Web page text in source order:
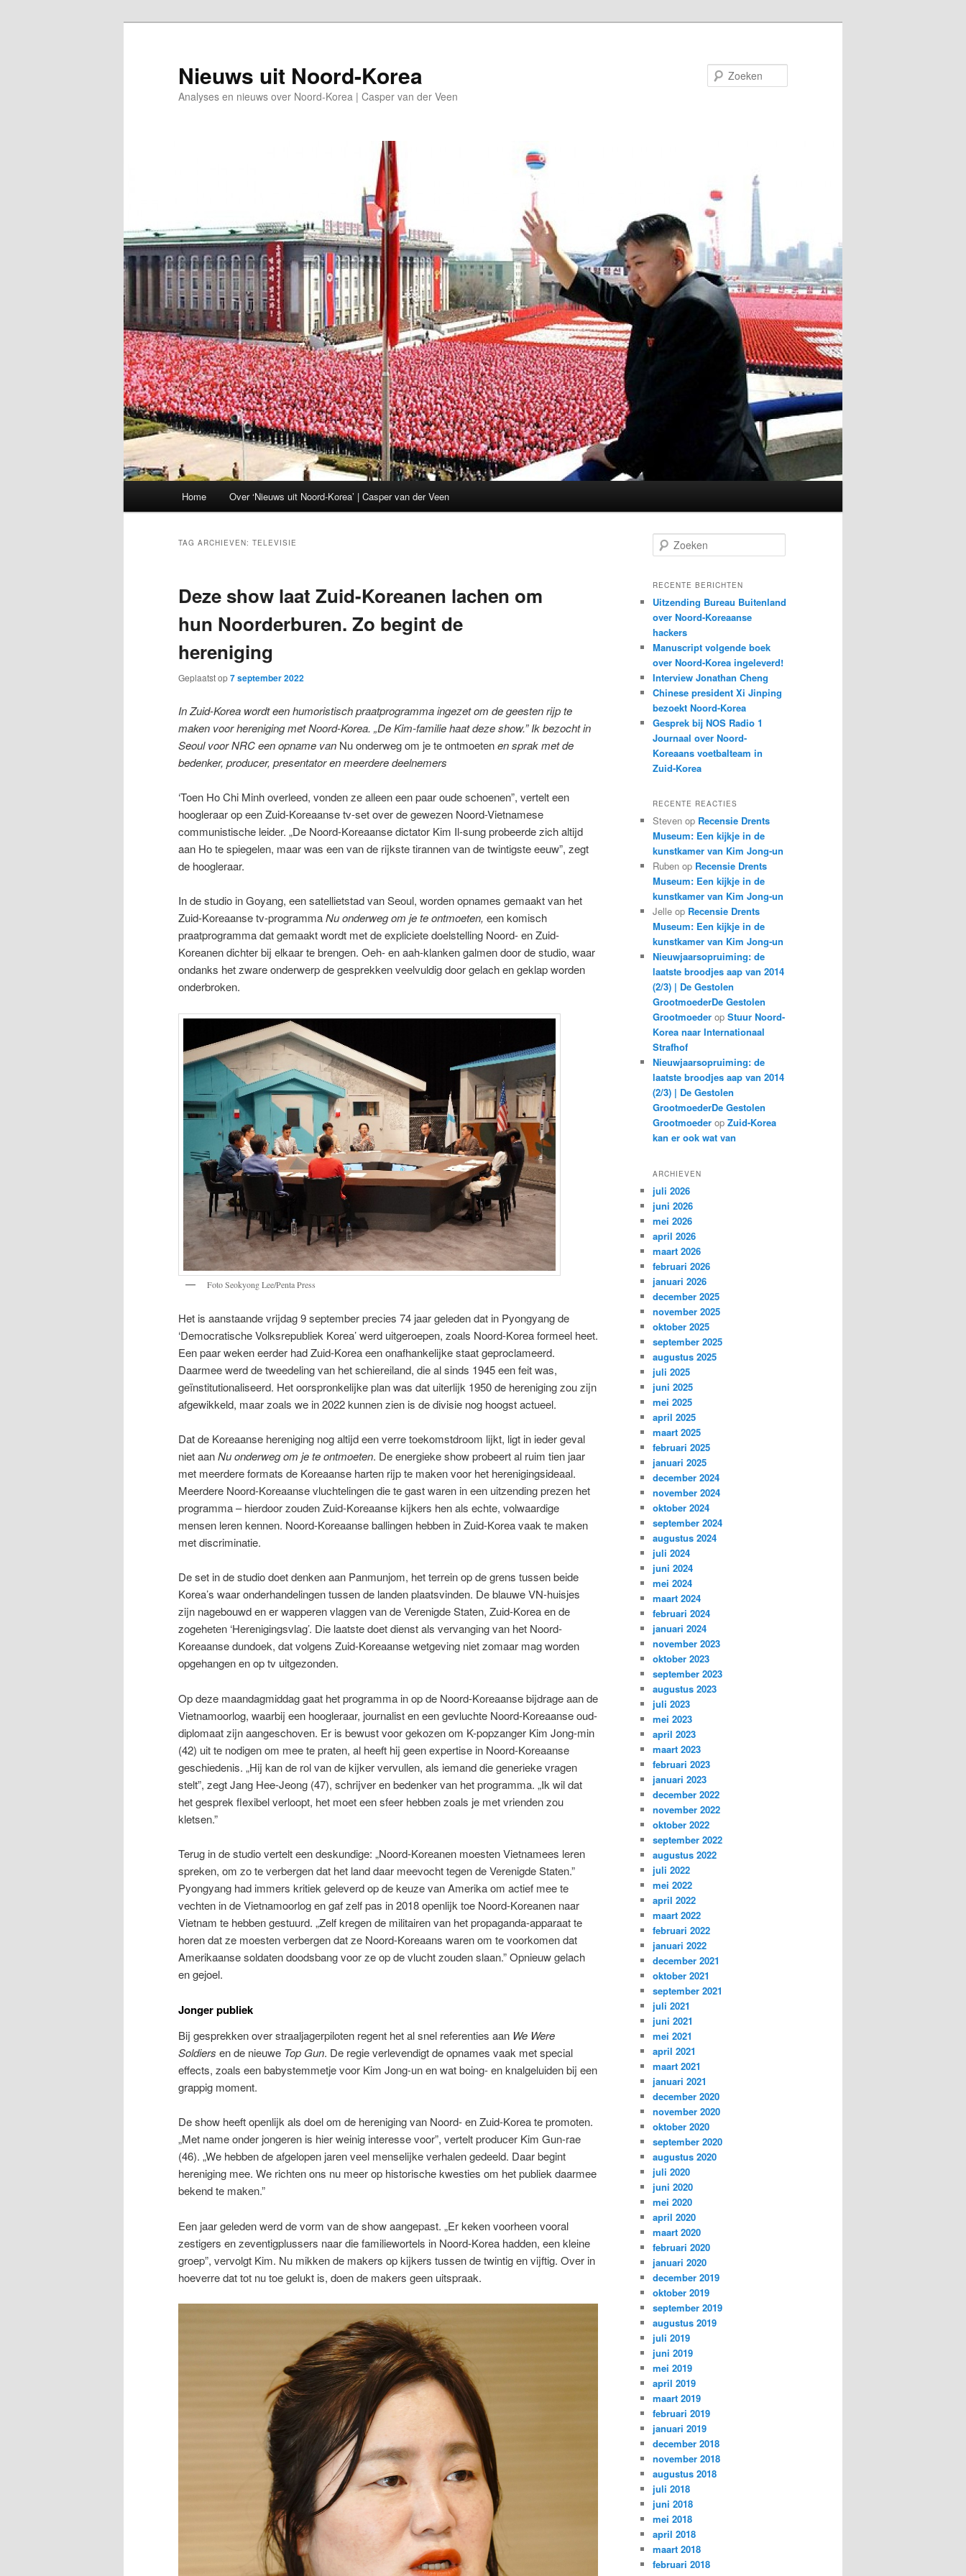
Nieuws uit Noord-Korea
Analyses en nieuws over Noord-Korea | Casper van der Veen
Home Over ‘Nieuws uit Noord-Korea’ | Casper van der Veen
TAG ARCHIEVEN: TELEVISIE
Deze show laat Zuid-Koreanen lachen om
hun Noorderburen. Zo begint de
hereniging
Geplaatst op7 september 2022
In Zuid-Korea wordt een humoristisch praatprogramma ingezet om de geesten rijp te
maken voor hereniging met Noord-Korea. „De Kim-familie haat deze show.” Ik bezocht in
Seoul voor NRC een opname van Nu onderweg om je te ontmoetenen sprak met de
bedenker, producer, presentator en meerdere deelnemers
‘Toen Ho Chi Minh overleed, vonden ze alleen een paar oude schoenen”, vertelt een
hoogleraar op een Zuid-Koreaanse tv-set over de gewezen Noord-Vietnamese
communistische leider. „De Noord-Koreaanse dictator Kim Il-sung probeerde zich altijd
aan Ho te spiegelen, maar was een van de rijkste tirannen van de twintigste eeuw”, zegt
de hoogleraar.
In de studio in Goyang, een satellietstad van Seoul, worden opnames gemaakt van het
Zuid-Koreaanse tv-programmaNu onderweg om je te ontmoeten, een komisch
praatprogramma dat gemaakt wordt met de expliciete doelstelling Noord- en Zuid-
Koreanen dichter bij elkaar te brengen. Oeh- en aah-klanken galmen door de studio, waar
ondanks het zware onderwerp de gesprekken veelvuldig door gelach en geklap worden
onderbroken.
Foto Seokyong Lee/Penta Press
Het is aanstaande vrijdag 9 september precies 74 jaar geleden dat in Pyongyang de
‘Democratische Volksrepubliek Korea’ werd uitgeroepen, zoals Noord-Korea formeel heet.
Een paar weken eerder had Zuid-Korea een onafhankelijke staat geproclameerd.
Daarmee werd de tweedeling van het schiereiland, die al sinds 1945 een feit was,
geïnstitutionaliseerd. Het oorspronkelijke plan was dat uiterlijk 1950 de hereniging zou zijn
afgewikkeld, maar zoals we in 2022 kunnen zien is de divisie nog hoogst actueel.
Dat de Koreaanse hereniging nog altijd een verre toekomstdroom lijkt, ligt in ieder geval
niet aanNu onderweg om je te ontmoeten. De energieke show probeert al ruim tien jaar
met meerdere formats de Koreaanse harten rijp te maken voor het herenigingsideaal.
Meerdere Noord-Koreaanse vluchtelingen die te gast waren in een uitzending prezen het
programma – hierdoor zouden Zuid-Koreaanse kijkers hen als echte, volwaardige
mensen leren kennen. Noord-Koreaanse ballingen hebben in Zuid-Korea vaak te maken
met discriminatie.
De set in de studio doet denken aan Panmunjom, het terrein op de grens tussen beide
Korea’s waar onderhandelingen tussen de landen plaatsvinden. De blauwe VN-huisjes
zijn nagebouwd en er wapperen vlaggen van de Verenigde Staten, Zuid-Korea en de
zogeheten ‘Herenigingsvlag’. Die laatste doet dienst als vervanging van het Noord-
Koreaanse dundoek, dat volgens Zuid-Koreaanse wetgeving niet zomaar mag worden
opgehangen en op tv uitgezonden.
Op deze maandagmiddag gaat het programma in op de Noord-Koreaanse bijdrage aan de
Vietnamoorlog, waarbij een hoogleraar, journalist en een gevluchte Noord-Koreaanse oud-
diplomaat zijn aangeschoven. Er is bewust voor gekozen om K-popzanger Kim Jong-min
(42) uit te nodigen om mee te praten, al heeft hij geen expertise in Noord-Koreaanse
geschiedenis. „Hij kan de rol van de kijker vervullen, als iemand die generieke vragen
stelt”, zegt Jang Hee-Jeong (47), schrijver en bedenker van het programma. „Ik wil dat
het gesprek flexibel verloopt, het moet een sfeer hebben zoals je met vrienden zou
kletsen.”
Terug in de studio vertelt een deskundige: „Noord-Koreanen moesten Vietnamees leren
spreken, om zo te verbergen dat het land daar meevocht tegen de Verenigde Staten.”
Pyongyang had immers kritiek geleverd op de keuze van Amerika om actief mee te
vechten in de Vietnamoorlog en gaf zelf pas in 2018 openlijk toe Noord-Koreanen naar
Vietnam te hebben gestuurd. „Zelf kregen de militairen van het propaganda-apparaat te
horen dat ze moesten verbergen dat ze Noord-Koreaans waren om te voorkomen dat
Amerikaanse soldaten doodsbang voor ze op de vlucht zouden slaan.” Opnieuw gelach
en gejoel.
Jonger publiek
Bij gesprekken over straaljagerpiloten regent het al snel referenties aan We Were
Soldiers en de nieuwe Top Gun. De regie verlevendigt de opnames vaak met special
effects, zoals een babystemmetje voor Kim Jong-un en wat boing- en knalgeluiden bij een
grappig moment.
De show heeft openlijk als doel om de hereniging van Noord- en Zuid-Korea te promoten.
„Met name onder jongeren is hier weinig interesse voor”, vertelt producer Kim Gun-rae
(46). „We hebben de afgelopen jaren veel menselijke verhalen gedeeld. Daar begint
hereniging mee. We richten ons nu meer op historische kwesties om het publiek daarmee
bekend te maken.”
Een jaar geleden werd de vorm van de show aangepast. „Er keken voorheen vooral
zestigers en zeventigplussers naar die familiewortels in Noord-Korea hadden, een kleine
groep”, vervolgt Kim. Nu mikken de makers op kijkers tussen de twintig en vijftig. Over in
hoeverre dat tot nu toe gelukt is, doen de makers geen uitspraak.
o
k
n
RECENTE BERICHTEN
Uitzending Bureau Buitenland
over Noord-Koreaanse
hackers
Manuscript volgende boek
over Noord-Korea ingeleverd!
Interview Jonathan Cheng
Chinese president Xi Jinping
bezoekt Noord-Korea
Gesprek bij NOS Radio 1
Journaal over Noord-
Koreaans voetbalteam in
Zuid-Korea
RECENTE REACTIES
Steven op Recensie Drents
Museum: Een kijkje in de
kunstkamer van Kim Jong-un
Ruben op Recensie Drents
Museum: Een kijkje in de
kunstkamer van Kim Jong-un
Jelle op Recensie Drents
Museum: Een kijkje in de
kunstkamer van Kim Jong-un
Nieuwjaarsopruiming: de
laatste broodjes aap van 2014
(2/3) | De Gestolen
GrootmoederDe Gestolen
Grootmoeder op Stuur Noord-
Korea naar Internationaal
Strafhof
Nieuwjaarsopruiming: de
laatste broodjes aap van 2014
(2/3) | De Gestolen
GrootmoederDe Gestolen
Grootmoeder op Zuid-Korea
kan er ook wat van
ARCHIEVEN
juli 2026
juni 2026
mei 2026
april 2026
maart 2026
februari 2026
januari 2026
december 2025
november 2025
oktober 2025
september 2025
augustus 2025
juli 2025
juni 2025
mei 2025
april 2025
maart 2025
februari 2025
januari 2025
december 2024
november 2024
oktober 2024
september 2024
augustus 2024
juli 2024
juni 2024
mei 2024
maart 2024
februari 2024
januari 2024
november 2023
oktober 2023
september 2023
augustus 2023
juli 2023
mei 2023
april 2023
maart 2023
februari 2023
januari 2023
december 2022
november 2022
oktober 2022
september 2022
augustus 2022
juli 2022
mei 2022
april 2022
maart 2022
februari 2022
januari 2022
december 2021
oktober 2021
september 2021
juli 2021
juni 2021
mei 2021
april 2021
maart 2021
januari 2021
december 2020
november 2020
oktober 2020
september 2020
augustus 2020
juli 2020
juni 2020
mei 2020
april 2020
maart 2020
februari 2020
januari 2020
december 2019
oktober 2019
september 2019
augustus 2019
juli 2019
juni 2019
mei 2019
april 2019
maart 2019
februari 2019
januari 2019
december 2018
november 2018
augustus 2018
juli 2018
juni 2018
mei 2018
april 2018
maart 2018
februari 2018